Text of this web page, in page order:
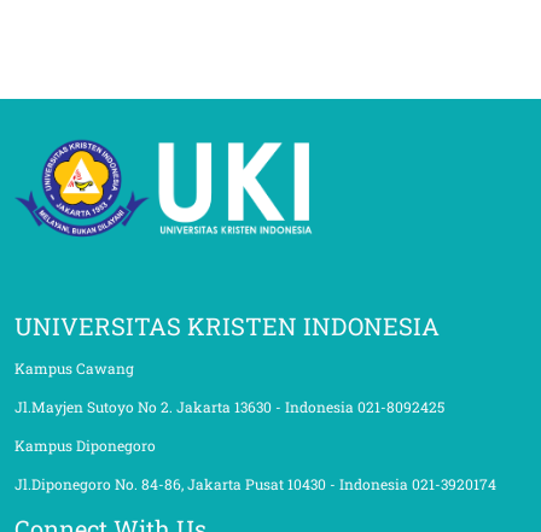
UNIVERSITAS KRISTEN INDONESIA
Kampus Cawang
Jl.Mayjen Sutoyo No 2. Jakarta 13630 - Indonesia 021-8092425
Kampus Diponegoro
Jl.Diponegoro No. 84-86, Jakarta Pusat 10430 - Indonesia 021-3920174